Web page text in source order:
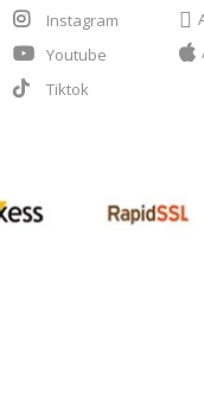
Instagram
Youtube
Tiktok